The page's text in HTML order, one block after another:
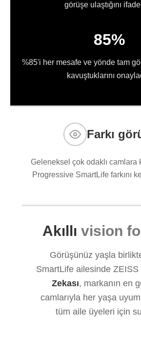
görüşe ulaştığını
85%
%85'i her mesafe ve yönde tam
kavuştuklarını
Farkı
Geleneksel çok odaklı camlara
Progressive SmartLife farkını
Akıllı vision
Görüşünüz yaşla
SmartLife ailesinde ZEISS
Zekası, markanın en
camlarıyla her yaşa
tüm aile üyeleri için